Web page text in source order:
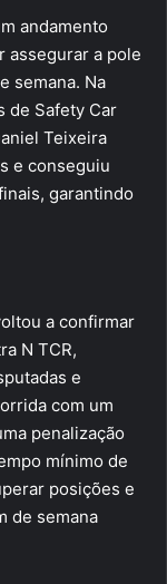
andamento
assegurar a pole
semana. Na
de Safety Car
Teixeira
e conseguiu
garantindo
a confirmar
N TCR,
e
com um
penalização
mínimo de
posições e
de semana